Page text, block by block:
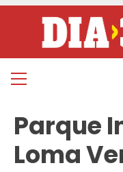
contenido
Menú
Parque
Loma